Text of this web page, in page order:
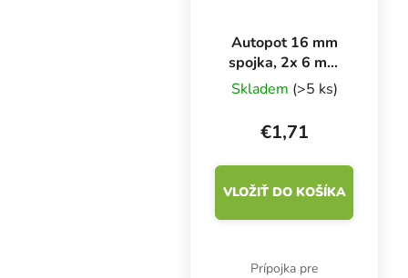
Autopot 16 mm
spojka, 2x 6 mm
kohútik
Skladem (>5 ks)
€1,71
VLOŽIŤ DO KOŠÍKA
Prípojka pre